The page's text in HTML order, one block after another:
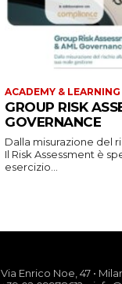
ACADEMY & LEARNING
GROUP RISK
GOVERNANCE
Dalla misurazione del
Il Risk Assessment è
esercizio...
Via Enrico Noe, 47 •